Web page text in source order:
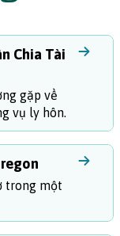
Chia Tài
gặp về
vụ ly hôn.
trong một